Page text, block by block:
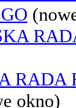
RADA
okno)